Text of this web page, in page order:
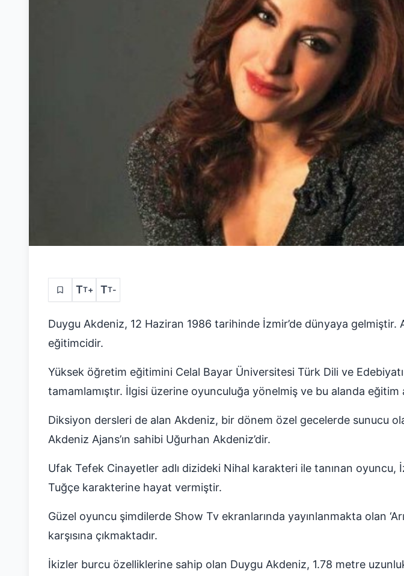
TT+ TT-
Duygu Akdeniz, 12 Haziran 1986 tarihinde İzmir’de dünyaya gelmiştir.
eğitimcidir.
Yüksek öğretim eğitimini Celal Bayar Üniversitesi Türk Dili ve Edebiyatı
tamamlamıştır. İlgisi üzerine oyunculuğa yönelmiş ve bu alanda eğitim
Diksiyon dersleri de alan Akdeniz, bir dönem özel gecelerde sunucu
Akdeniz Ajans’ın sahibi Uğurhan Akdeniz’dir.
Ufak Tefek Cinayetler adlı dizideki Nihal karakteri ile tanınan oyuncu,
Tuğçe karakterine hayat vermiştir.
Güzel oyuncu şimdilerde Show Tv ekranlarında yayınlanmakta olan
karşısına çıkmaktadır.
İkizler burcu özelliklerine sahip olan Duygu Akdeniz, 1.78 metre